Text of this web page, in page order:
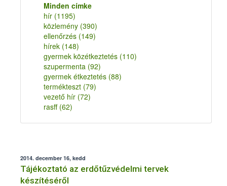
Minden címke
hír (1195)
közlemény (390)
ellenőrzés (149)
hírek (148)
gyermek közétkeztetés (110)
szupermenta (92)
gyermek étkeztetés (88)
termékteszt (79)
vezető hír (72)
rasff (62)
2014. december 16, kedd
Tájékoztató az erdőtűzvédelmi tervek
készítéséről